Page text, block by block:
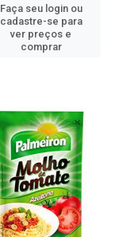
Faça seu login ou
cadastre-se para
ver preços e
comprar